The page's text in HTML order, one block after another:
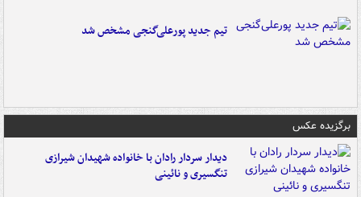
تیم جدید پورعلی‌گنجی مشخص شد
برگزیده عکس
دیدار سردار رادان با خانواده‌ شهیدان شیرازی
تنگسیری و نائینی